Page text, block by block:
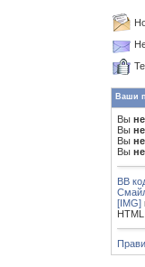
Ваши
Вы
Вы
Вы
Вы
BB
[IMG]